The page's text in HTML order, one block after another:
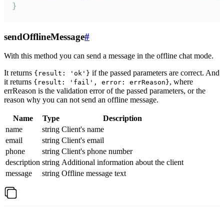
}
sendOfflineMessage#
With this method you can send a message in the offline chat mode.
It returns {result: 'ok'} if the passed parameters are correct. And
it returns {result: 'fail', error: errReason}, where
errReason is the validation error of the passed parameters, or the
reason why you can not send an offline message.
Name Type
Description
name
string Client's name
email
string Client's email
phone
string Client's phone number
description string Additional information about the client
message
string Offline message text